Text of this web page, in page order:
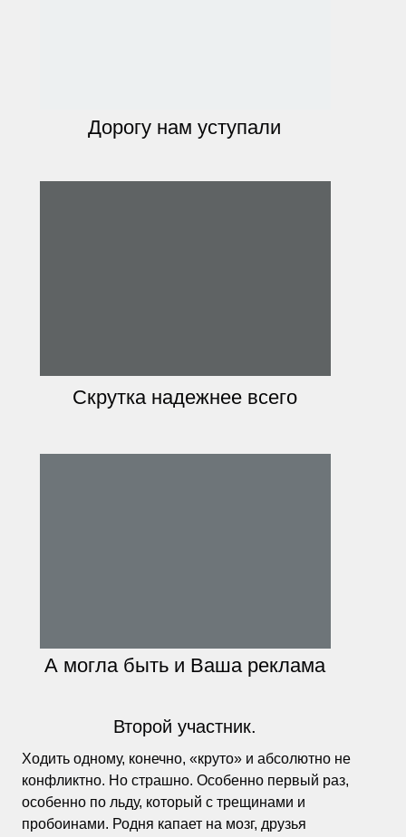
Ходить одному, конечно, «круто» и абсолютно не
конфликтно. Но страшно. Особенно первый раз,
особенно по льду, который с трещинами и
пробоинами. Родня капает на мозг, друзья
Второй участник.
Дорогу нам уступали
А могла быть и Ваша реклама
Скрутка надежнее всего